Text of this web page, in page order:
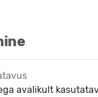
avalikult